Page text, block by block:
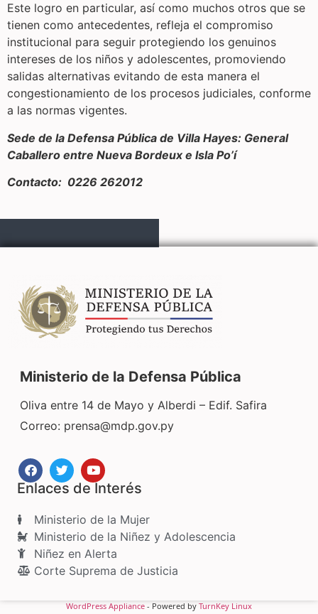
Este logro en particular, así como muchos otros que se
tienen como antecedentes, refleja el compromiso
institucional para seguir protegiendo los genuinos
intereses de los niños y adolescentes, promoviendo
salidas alternativas evitando de esta manera el
congestionamiento de los procesos judiciales, conforme
a las normas vigentes.
Sede de la Defensa Pública de Villa Hayes: General
Caballero entre Nueva Bordeux e Isla Po’í
Contacto: 0226 262012
Ministerio de la Defensa Pública
Oliva entre 14 de Mayo y Alberdi – Edif. Safira
Correo: prensa@mdp.gov.py
Enlaces de Interés
Ministerio de la Mujer
Ministerio de la Niñez y Adolescencia
Niñez en Alerta
Corte Suprema de Justicia
WordPress Appliance - Powered by TurnKey Linux